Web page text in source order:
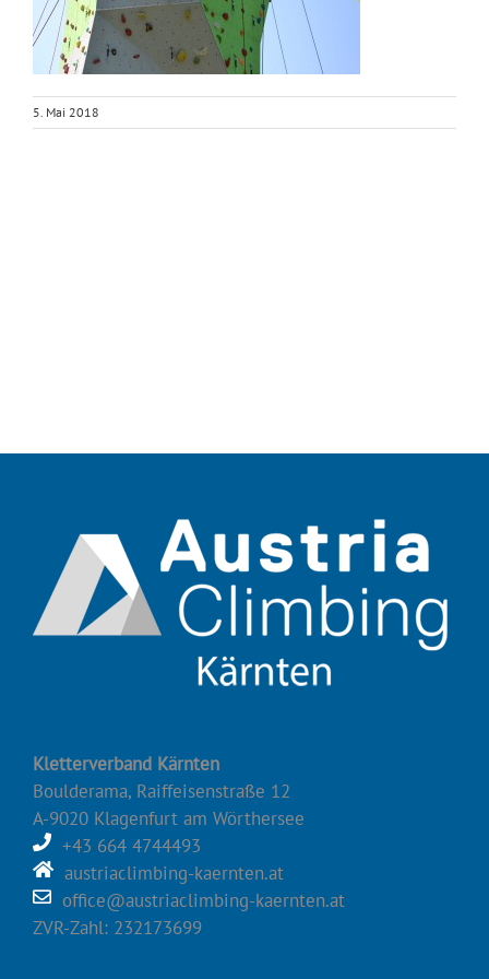
5. Mai 2018
Kletterverband Kärnten
Boulderama, Raiffeisenstraße 12
A-9020 Klagenfurt am Wörthersee
+43 664 4744493
austriaclimbing-kaernten.at
office@austriaclimbing-kaernten.at
ZVR-Zahl: 232173699